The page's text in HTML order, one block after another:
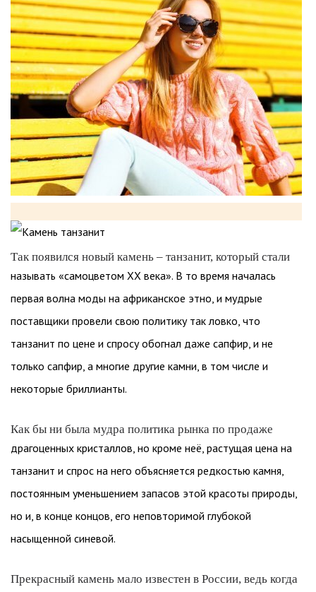
Так появился новый камень – танзанит, который стали
называть «самоцветом ХХ века». В то время началась
первая волна моды на африканское этно, и мудрые
поставщики провели свою политику так ловко, что
танзанит по цене и спросу обогнал даже сапфир, и не
только сапфир, а многие другие камни, в том числе и
некоторые бриллианты.
Как бы ни была мудра политика рынка по продаже
драгоценных кристаллов, но кроме неё, растущая цена на
танзанит и спрос на него объясняется редкостью камня,
постоянным уменьшением запасов этой красоты природы,
но и, в конце концов, его неповторимой глубокой
насыщенной синевой.
Прекрасный камень мало известен в России, ведь когда